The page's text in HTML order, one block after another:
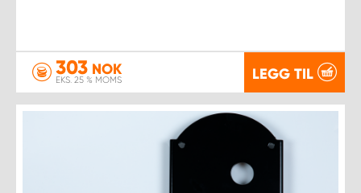
303 NOK
EKS. 25 % MOMS LEGG TIL